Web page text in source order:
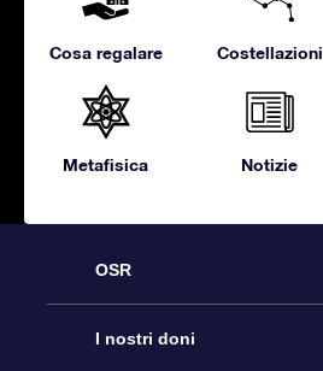
Cosa regalare Costellazioni
Metafisica Notizie
OSR
Assistenza
I nostri doni